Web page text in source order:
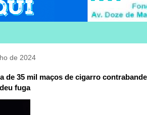
de 2024
de 35 mil maços de cigarro
fuga